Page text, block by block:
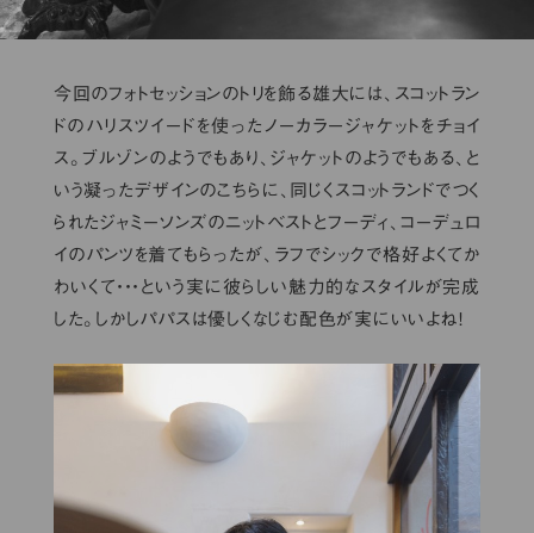
今回のフォトセッションのトリを飾る雄大には、スコットラン
ドのハリスツイードを使ったノーカラージャケットをチョイ
ス。ブルゾンのようでもあり、ジャケットのようでもある、と
いう凝ったデザインのこちらに、同じくスコットランドでつく
られたジャミーソンズのニットベストとフーディ、コーデュロ
イのパンツを着てもらったが、ラフでシックで格好よくてか
わいくて・・・という実に彼らしい魅力的なスタイルが完成
した。しかしパパスは優しくなじむ配色が実にいいよね！